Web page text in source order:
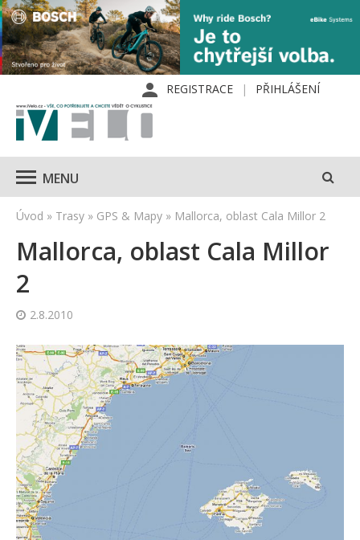
REGISTRACE PŘIHLÁŠENÍ
MENU
Úvod » Trasy » GPS & Mapy » Mallorca, oblast Cala Millor 2
Mallorca, oblast Cala Millor
2
2.8.2010